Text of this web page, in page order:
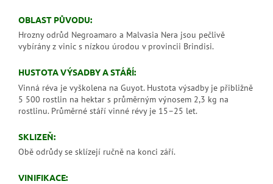
OBLAST PŮVODU:
Hrozny odrůd Negroamaro a Malvasia Nera jsou pečlivě
vybírány z vinic s nízkou úrodou v provincii Brindisi.
HUSTOTA VÝSADBY A STÁŘÍ:
Vinná réva je vyškolena na Guyot. Hustota výsadby je přibližně
5 500 rostlin na hektar s průměrným výnosem 2,3 kg na
rostlinu. Průměrné stáří vinné révy je 15–25 let.
SKLIZEŇ:
Obě odrůdy se sklízejí ručně na konci září.
VINIFIKACE: